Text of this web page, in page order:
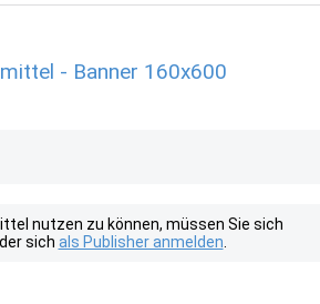
- Banner 160x600
nutzen zu können, müssen Sie sich
sich als Publisher anmelden